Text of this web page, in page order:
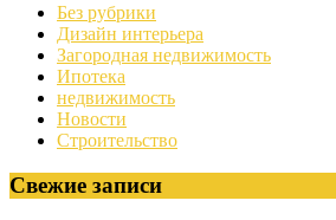
Без рубрики
Дизайн интерьера
Загородная недвижимость
Ипотека
недвижимость
Новости
Строительство
Свежие записи